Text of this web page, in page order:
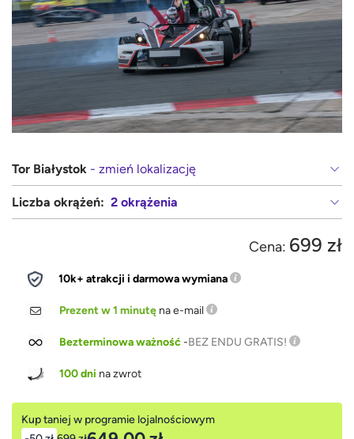
Tor Białystok - zmień lokalizację
Liczba okrążeń: 2 okrążenia
Cena: 699 zł
10k+ atrakcji i darmowa wymiana
Prezent w 1 minutę na e-mail
Bezterminowa ważność-BEZ ENDU GRATIS!
100 dni na zwrot
Kup taniej w programie lojalnościowym